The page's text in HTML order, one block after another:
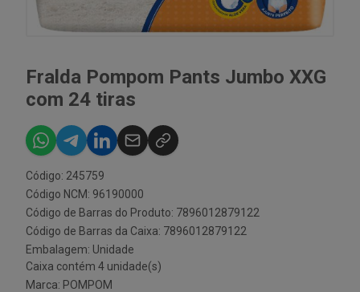
Fralda Pompom Pants Jumbo XXG
com 24 tiras
Código: 245759
Código NCM: 96190000
Código de Barras do Produto: 7896012879122
Código de Barras da Caixa: 7896012879122
Embalagem: Unidade
Caixa contém 4 unidade(s)
Marca: POMPOM